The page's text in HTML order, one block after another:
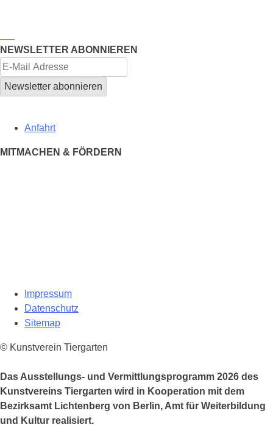
NEWSLETTER ABONNIEREN
Anfahrt
MITMACHEN & FÖRDERN
Impressum
Datenschutz
Sitemap
© Kunstverein Tiergarten
Das Ausstellungs- und Vermittlungsprogramm 2026 des
Kunstvereins Tiergarten wird in Kooperation mit dem
Bezirksamt Lichtenberg von Berlin, Amt für Weiterbildung
und Kultur realisiert.